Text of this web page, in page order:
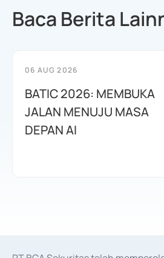
Baca Berita
06 AUG 2026
BATIC 2026: MEMBUKA
JALAN MENUJU MASA
DEPAN AI